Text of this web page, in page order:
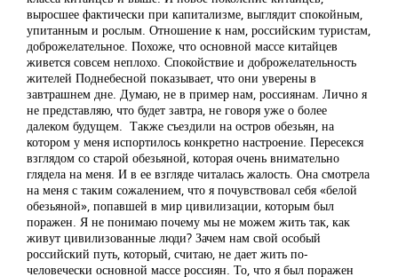
выросшее фактически при капитализме, выглядит спокойным,
упитанным и рослым. Отношение к нам, российским туристам,
доброжелательное. Похоже, что основной массе китайцев
живется совсем неплохо. Спокойствие и доброжелательность
жителей Поднебесной показывает, что они уверены в
завтрашнем дне. Думаю, не в пример нам, россиянам. Лично я
не представляю, что будет завтра, не говоря уже о более
далеком будущем. Также съездили на остров обезьян, на
котором у меня испортилось конкретно настроение. Пересекся
взглядом со старой обезьяной, которая очень внимательно
глядела на меня. И в ее взгляде читалась жалость. Она смотрела
на меня с таким сожалением, что я почувствовал себя «белой
обезьяной», попавшей в мир цивилизации, которым был
поражен. Я не понимаю почему мы не можем жить так, как
живут цивилизованные люди? Зачем нам свой особый
российский путь, который, считаю, не дает жить по-
человечески основной массе россиян. То, что я был поражен